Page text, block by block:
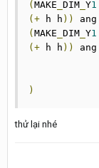
( MAKE DIM Y1
(+ h h ))
( MAKE DIM Y1
(+ h h ))
)
thử lại nhé